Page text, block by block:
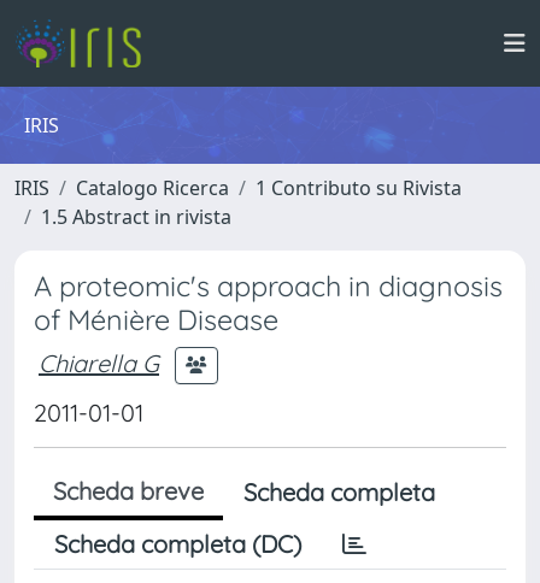
IRIS
IRIS Catalogo Ricerca
1 Contributo su Rivista
1.5 Abstract in rivista
A proteomic's approach in diagnosis
of Ménière Disease
Chiarella G
2011-01-01
Scheda breve
Scheda completa
Scheda completa (DC)